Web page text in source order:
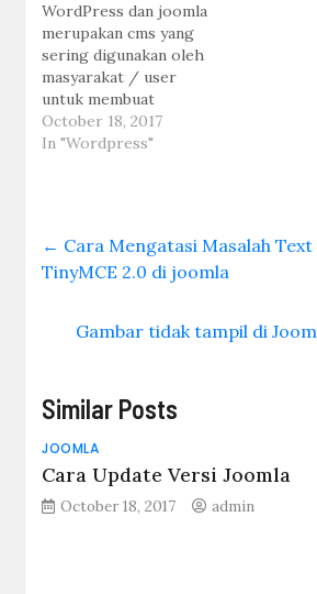
WordPress dan joomla
merupakan cms yang
sering digunakan oleh
masyarakat / user
untuk membuat
website perusahaan ,
toko online , sekolah
tambah banyak plugin
/ module yang bisa di
yang…
October 18, 2017
In "Wordpress"
← Cara Mengatasi Masalah
TinyMCE 2.0 di joomla
Gambar tidak tampil di
Similar Posts
JOOMLA
Cara Update Versi Joomla
October 18, 2017 admin